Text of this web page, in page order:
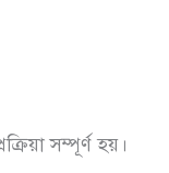
সম্পূর্ণ হয়।